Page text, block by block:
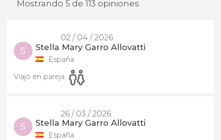
Mostrando 5 de 113 opiniones
02 / 04 / 2026
S Stella Mary Garro Allovatti
España
Viajó en pareja
26 / 03 / 2026
S Stella Mary Garro Allovatti
España